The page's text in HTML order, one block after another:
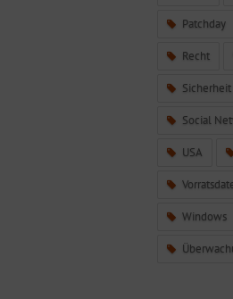
Patchday
Recht
Sicherheit
Social
USA
Windows